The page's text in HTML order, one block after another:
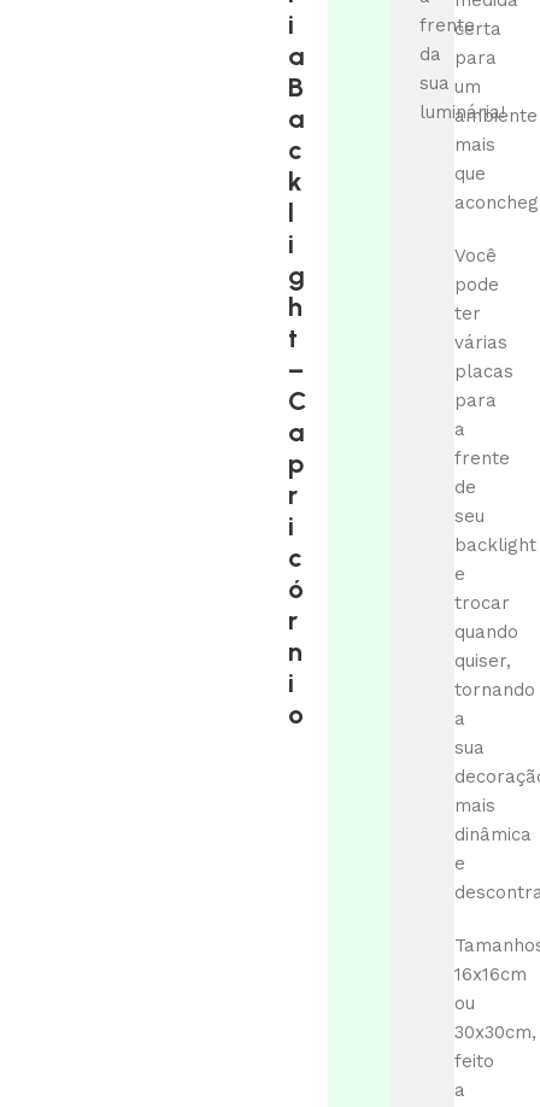
i
a
B
a
c
k
l
i
g
h
t
–
C
a
p
r
i
c
ó
r
n
i
o
frente
da
sua
luminária!
certa
para
um
ambiente
mais
que
Você
pode
ter
várias
placas
para
a
frente
de
seu
backlight
e
trocar
quando
quiser,
tornando
a
sua
mais
dinâmica
e
16x16cm
ou
30x30cm,
feito
a